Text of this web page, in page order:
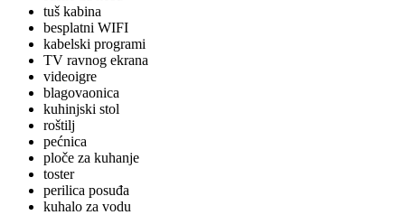
tuš kabina
besplatni WIFI
kabelski programi
TV ravnog ekrana
videoigre
blagovaonica
kuhinjski stol
roštilj
pećnica
ploče za kuhanje
toster
perilica posuđa
kuhalo za vodu